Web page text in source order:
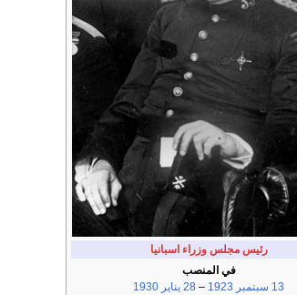
رئيس مجلس وزراء اسبانيا
في المنصب
13 سبتمبر
1923
– 28 يناير
1930